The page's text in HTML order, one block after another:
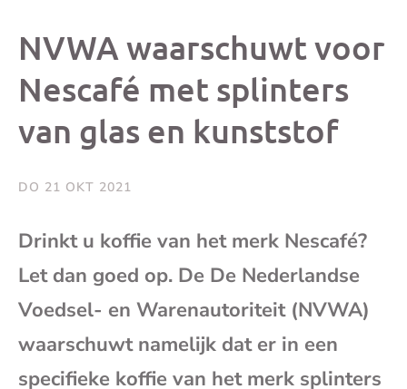
bericht
op op op
e-
NVWA waarschuwt voor
Nescafé met splinters
van glas en kunststof
DO 21 OKT 2021
Drinkt u koffie van het merk Nescafé?
Let dan goed op. De De Nederlandse
Voedsel- en Warenautoriteit (NVWA)
waarschuwt namelijk dat er in een
specifieke koffie van het merk splinters